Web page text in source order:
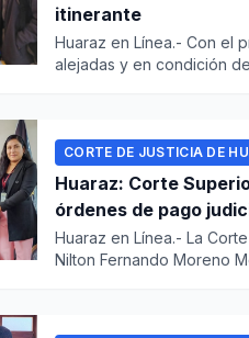
itinerante
Huaraz en Línea.- Con el
alejadas y en condición
CORTE DE JUSTICIA DE
Huaraz: Corte
órdenes de pago
Huaraz en Línea.- La
Nilton Fernando Moreno